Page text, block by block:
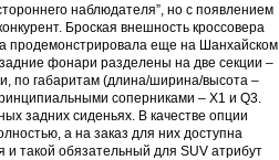
наблюдателя”, но с появлением
Броская внешность кроссовера
продемонстрировала еще на Шанхайском
фонари разделены на две секции –
по габаритам (длина/ширина/высота –
соперниками – X1 и Q3.
задних сиденьях. В качестве опции
а на заказ для них доступна
и такой обязательный для SUV атрибут